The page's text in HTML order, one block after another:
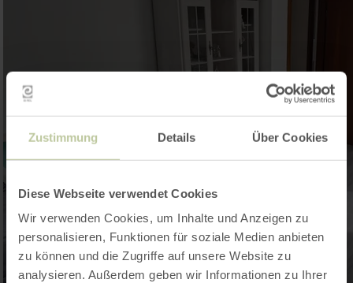
Zustimmung Details Über Cookies
Diese Webseite verwendet Cookies
Wir verwenden Cookies, um Inhalte und Anzeigen zu
personalisieren, Funktionen für soziale Medien anbieten
zu können und die Zugriffe auf unsere Website zu
analysieren. Außerdem geben wir Informationen zu Ihrer